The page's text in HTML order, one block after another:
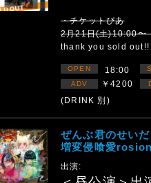
・チケットぴあ
2月21日(土)10:00
thank you sold out!!
OPEN 18:00
ADV
￥4200
(DRINK 別)
ぜんぶ君のせい
増変侵喰愛
出演: